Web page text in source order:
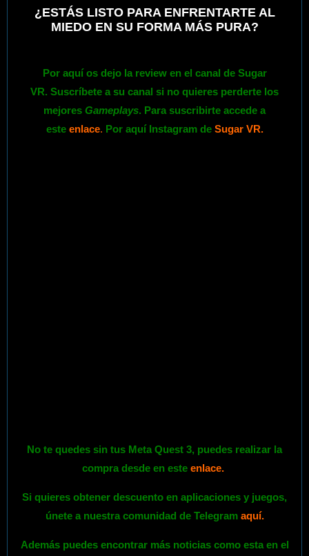
¿ESTÁS LISTO PARA ENFRENTARTE AL
MIEDO EN SU FORMA MÁS PURA?
Por aquí os dejo la review en el canal de Sugar
VR. Suscríbete a su canal si no quieres perderte los
mejores Gameplays. Para suscribirte accede a
este enlace. Por aquí Instagram de Sugar VR.
No te quedes sin tus Meta Quest 3, puedes realizar la
compra desde en este enlace.
Si quieres obtener descuento en aplicaciones y juegos,
únete a nuestra comunidad de Telegram aquí.
Además puedes encontrar más noticias como esta en el